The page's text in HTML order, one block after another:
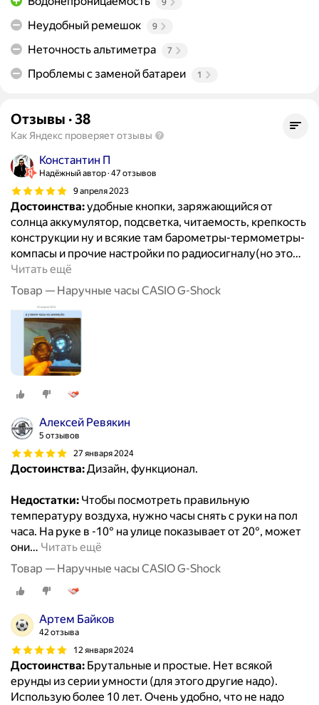
9
Неудобный ремешок 9
Неточность альтиметра 7
Проблемы с заменой батареи 1
Отзывы · 38
Как Яндекс проверяет отзывы
Константин П
Надёжный автор 47 отзывов
9 апреля 2023
Достоинства:удобные кнопки, заряжающийся от
солнца аккумулятор, подсветка, читаемость, крепкость
конструкции ну и всякие там барометры-термометры-
компасы и прочие настройки по радиосигналу(но это…
Читать ещё
Товар — Наручные часы CASIO G-Shock
Алексей Ревякин
5 отзывов
27 января 2024
Достоинства:Дизайн, функционал.
Недостатки: Чтобы посмотреть правильную
температуру воздуха, нужно часы снять с руки на пол
часа. На руке в -10° на улице показывает от 20°, может
они… Читать ещё
Товар — Наручные часы CASIO G-Shock
Артем Байков
42 отзыва
12 января 2024
Достоинства: Брутальные и простые. Нет всякой
ерунды из серии умности (для этого другие надо).
Использую более 10 лет. Очень удобно, что не надо